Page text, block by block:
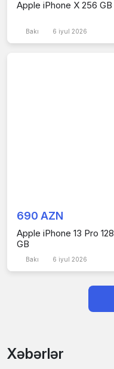
Apple iPhone X 256 GB
Bakı 6 iyul 2026
690 AZN
Apple iPhone 13 Pro 128
GB
Bakı 6 iyul 2026
Xəbərlər